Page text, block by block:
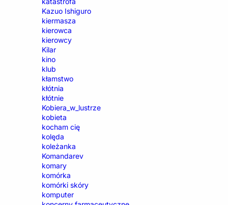
Kazuo Ishiguro
kiermasza
kierowca
kierowcy
Kilar
kino
klub
kłamstwo
kłótnia
kłótnie
Kobiera_w_lustrze
kobieta
kocham cię
kolęda
koleżanka
Komandarev
komary
komórka
komórki skóry
komputer